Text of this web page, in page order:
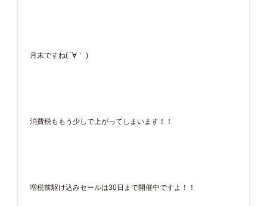
月末ですね( ´∀｀ )
消費税ももう少しで上がってしまいます！！
増税前駆け込みセールは30日まで開催中ですよ！！